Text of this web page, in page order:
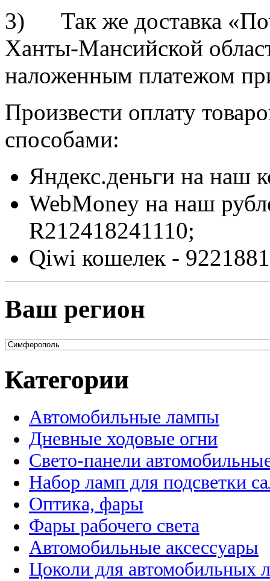
3) Так же доставка
Ханты-Мансийской
наложенным платежом
Произвести оплату
способами:
Яндекс.деньги на наш
WebMoney на наш
R212418241110;
Qiwi кошелек -
Ваш регион
Категории
Автомобильные лампы
Дневные ходовые огни
Свето-панели
Набор ламп для подсветки
Оптика, фары
Фары рабочего света
Автомобильные аксессуары
Цоколи для автомобильных